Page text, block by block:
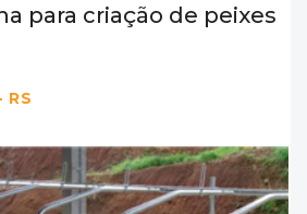
para criação de peixes
RS